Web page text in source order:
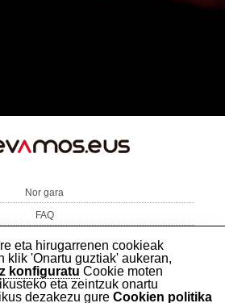
Nor gara
FAQ
Harremanetarako
Erosketa-baldintzak
Ohar legala